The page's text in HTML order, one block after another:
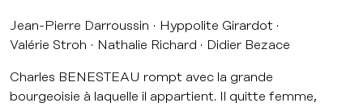
Jean-Pierre Darroussin
Hyppolite Girardot
Valérie Stroh
Nathalie Richard Didier Bezace
Charles BENESTEAU rompt avec la grande
bourgeoisie à laquelle il appartient. Il quitte femme,